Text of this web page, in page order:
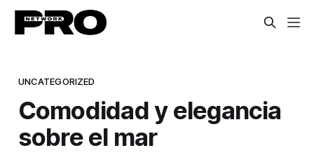
UNCATEGORIZED
Comodidad y elegancia
sobre el mar